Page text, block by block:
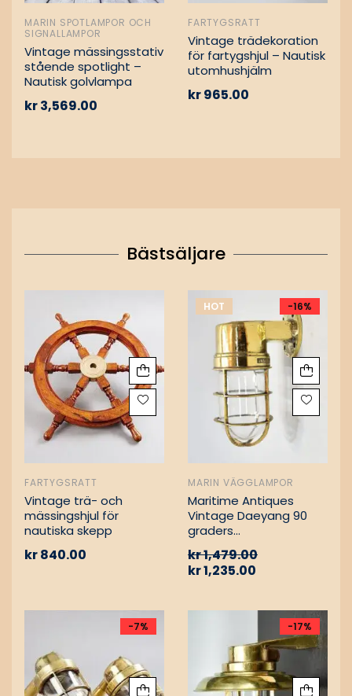
MARIN SPOTLAMPOR OCH
SIGNALLAMPOR
Vintage mässingsstativ
stående spotlight –
Nautisk golvlampa
kr3,569.00
FARTYGSRATT
Vintage trädekoration
för fartygshjul – Nautisk
utomhushjälm
kr965.00
Bästsäljare
FARTYGSRATT
Vintage trä- och
mässingshjul för
nautiska skepp
kr840.00
HOT -16%
MARIN VÄGGLAMPOR
Maritime Antiques
Vintage Daeyang 90
graders
kr1,479.00
kr1,235.00
-7% -17%